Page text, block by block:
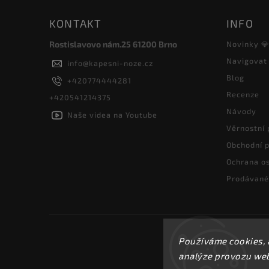
Používáme
analýze provozu
KONTAKT
Rostislavovo nám.25 61200 Brno
info@kapesni-noze.cz
+420774444281
+420541214375
Naše videa na Youtube
INFO
Novinky 💎
Navigovat
Blog
Recenze
Návody
Věrnostní
Obchodní
Ochrana